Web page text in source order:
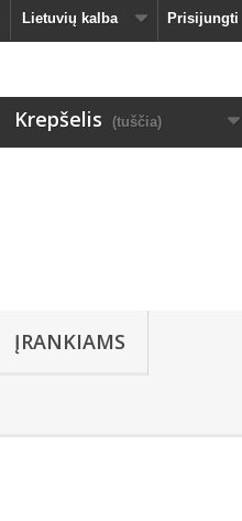
Prisijungti
Lietuvių kalba
Krepšelis (tuščia)
ĮRANKIAMS